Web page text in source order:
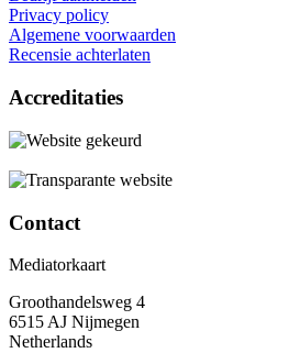
Privacy policy
Algemene voorwaarden
Recensie achterlaten
Accreditaties
Contact
Mediatorkaart
Groothandelsweg 4
6515 AJ Nijmegen
Netherlands